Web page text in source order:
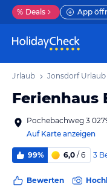
% Deals App
Urlaub Jonsdorf Urlaub
Ferienhaus
Pochebachweg 3
Auf Karte anzeigen
99% 6,0 / 6 3
Bewerten